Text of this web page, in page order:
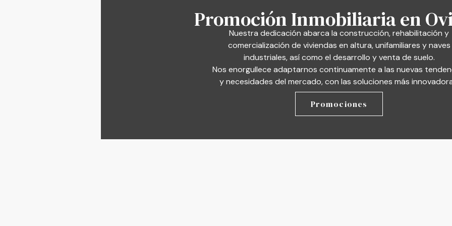
Promoción Inmobiliaria en
Nuestra dedicación abarca la construcción, rehabilitación y
comercialización de viviendas en altura, unifamiliares y naves
industriales, así como el desarrollo y venta de suelo.
Nos enorgullece adaptarnos continuamente a las nuevas
y necesidades del mercado, con las soluciones más
Promociones